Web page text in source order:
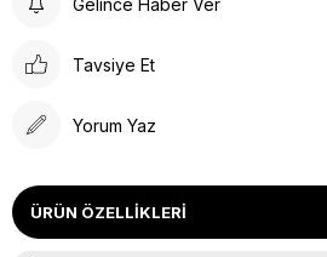
Tavsiye Et
Yorum Yaz
ÜRÜN ÖZELLIKLERI